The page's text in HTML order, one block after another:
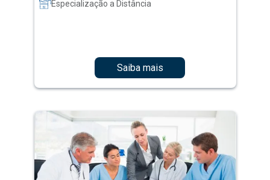
Especialização a Distância
Saiba mais